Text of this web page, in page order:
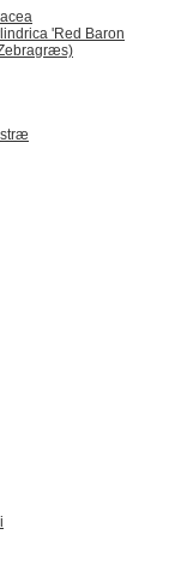
'Red Baron